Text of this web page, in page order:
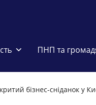
ПНП та
бізнес-сніданок у